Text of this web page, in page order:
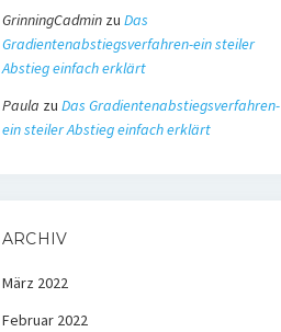
GrinningCadminzu Das
Gradientenabstiegsverfahren-ein steiler
Abstieg einfach erklärt
Paula zu Das Gradientenabstiegsverfahren-
ein steiler Abstieg einfach erklärt
ARCHIV
März 2022
Februar 2022